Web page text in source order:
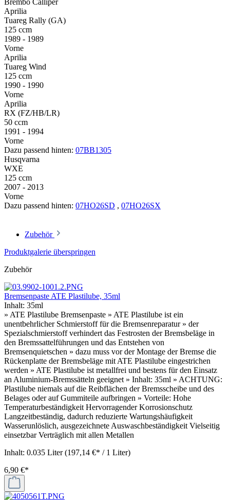
Aprilia
Tuareg Rally (GA)
125 ccm
1989 - 1989
Vorne
Aprilia
Tuareg Wind
125 ccm
1990 - 1990
Vorne
Aprilia
RX (FZ/HB/LR)
50 ccm
1991 - 1994
Vorne
Dazu passend hinten: 07BB1305
Husqvarna
WXE
125 ccm
2007 - 2013
Vorne
Dazu passend hinten: 07HO26SD , 07HO26SX
Zubehör
Produktgalerie überspringen
Zubehör
Bremsenpaste ATE Plastilube, 35ml
Inhalt: 35ml
» ATE Plastilube Bremsenpaste » ATE Plastilube ist ein
unentbehrlicher Schmierstoff für die Bremsenreparatur » der
Spezialschmierstoff verhindert das Festrosten der Bremsbeläge in
den Bremssattelführungen und das Entstehen von
Bremsenquietschen » dazu muss vor der Montage der Bremse die
Rückenplatte der Bremsbeläge mit ATE Plastilube eingestrichen
werden » ATE Plastilube ist metallfrei und bestens für den Einsatz
an Aluminium-Bremssätteln geeignet » Inhalt: 35ml » ACHTUNG:
Plastilube niemals auf die Reibflächen der Bremsscheibe und des
Belages oder auf Gummiteile aufbringen » Vorteile: Hohe
Temperaturbeständigkeit Hervorragender Korrosionschutz
Langzeitbeständig, dadurch reduzierte Wartungshäufigkeit
Wasserunlöslich, ausgezeichnete Auswaschbeständigkeit Vielseitig
einsetzbar Verträglich mit allen Metallen
Inhalt: 0.035 Liter(197,14 €* / 1 Liter)
6,90 €*